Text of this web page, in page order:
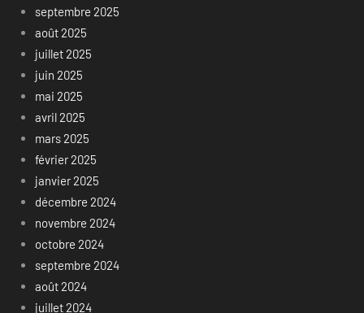
septembre 2025
août 2025
juillet 2025
juin 2025
mai 2025
avril 2025
mars 2025
février 2025
janvier 2025
décembre 2024
novembre 2024
octobre 2024
septembre 2024
août 2024
juillet 2024